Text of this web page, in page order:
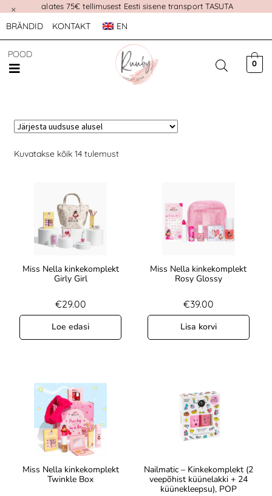
alates 75€ tellimusest Eesti sisene transport TASUTA
×
BRÄNDID KONTAKT EN
POOD
0
Kuvatakse kõik 14 tulemust
Miss Nella kinkekomplekt
Girly Girl
€29.00
Loe edasi
Miss Nella kinkekomplekt
Rosy Glossy
€39.00
Lisa korvi
Miss Nella kinkekomplekt
Twinkle Box
Nailmatic – Kinkekomplekt (2
veepõhist küünelakki + 24
küünekleepsu), POP